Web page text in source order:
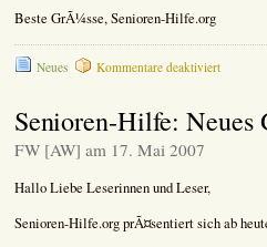
Beste GrÃ¼sse, Senioren-Hilfe.org
Neues Kommentare deaktiviertfür
aus
dem
Senioren-Hilfe: Neues
FW [AW] am 17. Mai 2007
Hallo Liebe Leserinnen und Leser,
Senioren-Hilfe.org prÃ¤sentiert sich ab